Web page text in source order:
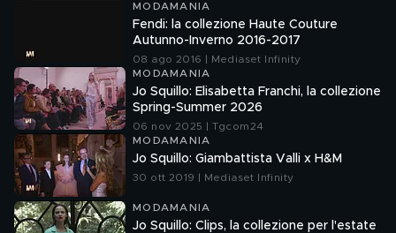
MODAMANIA
Fendi: la collezione Haute Couture
Autunno-Inverno 2016-2017
08 ago 2016 | Mediaset Infinity
MODAMANIA
Jo Squillo: Elisabetta Franchi, la collezione
Spring-Summer 2026
06 nov 2025 | Tgcom24
MODAMANIA
Jo Squillo: Giambattista Valli x H&M
30 ott 2019 | Mediaset Infinity
MODAMANIA
Jo Squillo: Clips, la collezione per l'estate